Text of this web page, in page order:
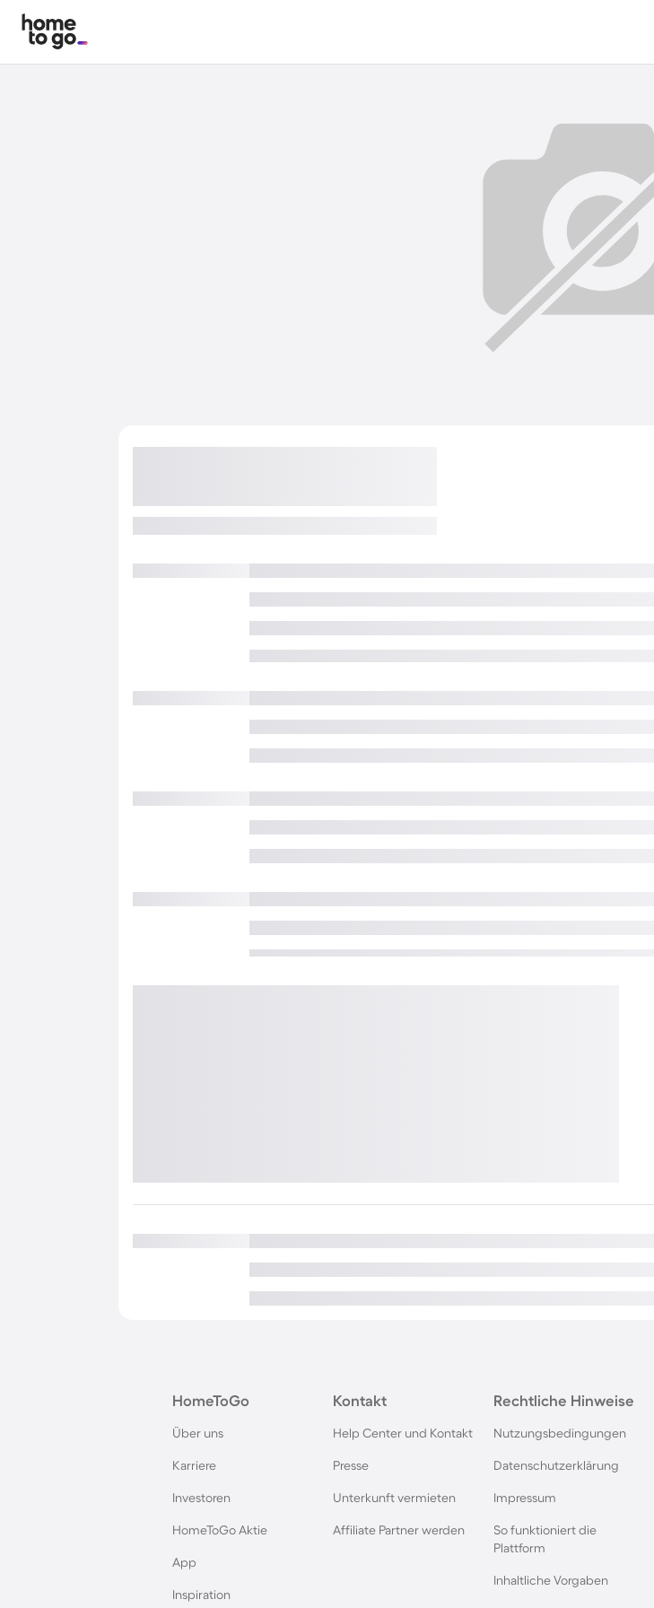
HomeToGo
Über uns
Karriere
Investoren
HomeToGo Aktie
App
Inspiration
Kontakt
Help Center und Kontakt
Presse
Unterkunft vermieten
Affiliate Partner werden
Rechtliche Hinweise
Nutzungsbedingungen
Datenschutzerklärung
Impressum
So funktioniert die
Plattform
Inhaltliche Vorgaben